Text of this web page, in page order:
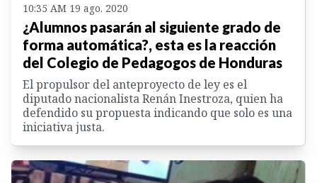
10:35 AM 19 ago. 2020
¿Alumnos pasarán al siguiente grado de
forma automática?, esta es la reacción
del Colegio de Pedagogos de Honduras
El propulsor del anteproyecto de ley es el
diputado nacionalista Renán Inestroza, quien ha
defendido su propuesta indicando que solo es una
iniciativa justa.